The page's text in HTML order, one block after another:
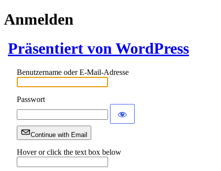
Anmelden
Präsentiert von WordPress
Benutzername oder E-Mail-Adresse
Passwort
Continue with Email
Hover or click the text box below